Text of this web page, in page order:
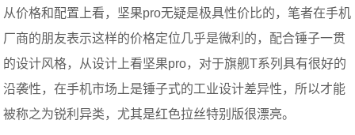
从价格和配置上看，坚果pro无疑是极具性价比的，笔者在手机
厂商的朋友表示这样的价格定位几乎是微利的，配合锤子一贯
的设计风格，从设计上看坚果pro，对于旗舰T系列具有很好的
沿袭性，在手机市场上是锤子式的工业设计差异性，所以才能
被称之为锐利异类，尤其是红色拉丝特别版很漂亮。